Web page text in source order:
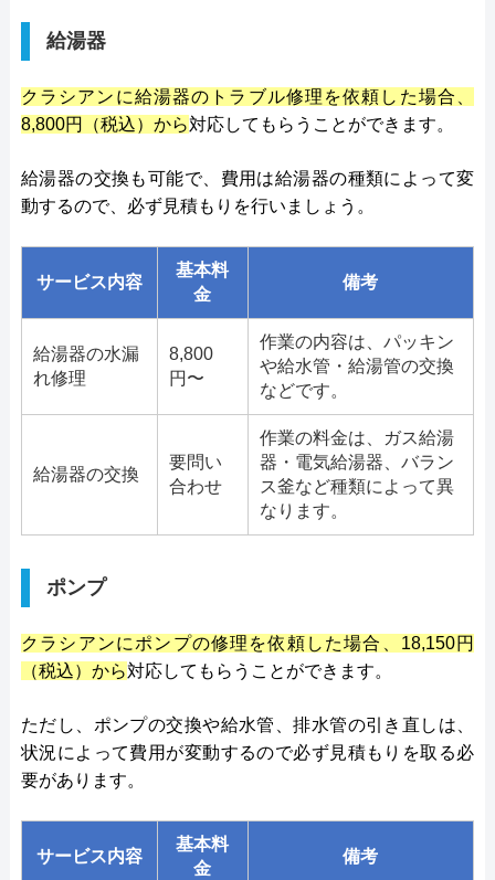
給湯器
クラシアンに給湯器のトラブル修理を依頼した場合、
8,800円（税込）から対応してもらうことができます。
給湯器の交換も可能で、費用は給湯器の種類によって変
動するので、必ず見積もりを行いましょう。
サービス内容
基本料
金
備考
給湯器の水漏
れ修理
8,800
円〜
作業の内容は、パッキン
や給水管・給湯管の交換
などです。
給湯器の交換
要問い
合わせ
作業の料金は、ガス給湯
器・電気給湯器、バラン
ス釜など種類によって異
なります。
ポンプ
クラシアンにポンプの修理を依頼した場合、18,150円
（税込）から対応してもらうことができます。
ただし、ポンプの交換や給水管、排水管の引き直しは、
状況によって費用が変動するので必ず見積もりを取る必
要があります。
サービス内容
基本料
金
備考